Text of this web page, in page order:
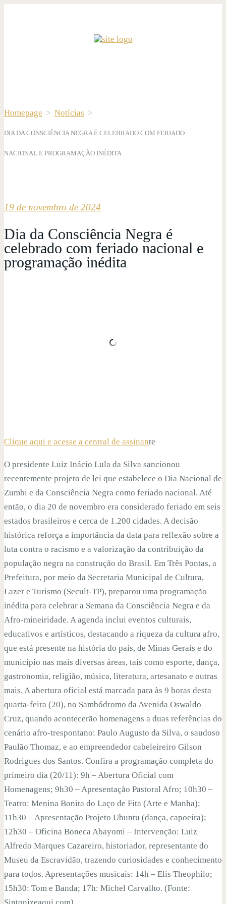
Homepage > Notícias >
DIA DA CONSCIÊNCIA NEGRA É CELEBRADO COM FERIADO
NACIONAL E PROGRAMAÇÃO INÉDITA
19 de novembro de 2024
Dia da Consciência Negra é
celebrado com feriado nacional e
programação inédita
Clique aqui e acesse a central de assinante
O presidente Luiz Inácio Lula da Silva sancionou
recentemente projeto de lei que estabelece o Dia Nacional de
Zumbi e da Consciência Negra como feriado nacional. Até
então, o dia 20 de novembro era considerado feriado em seis
estados brasileiros e cerca de 1.200 cidades. A decisão
histórica reforça a importância da data para reflexão sobre a
luta contra o racismo e a valorização da contribuição da
população negra na construção do Brasil. Em Três Pontas, a
Prefeitura, por meio da Secretaria Municipal de Cultura,
Lazer e Turismo (Secult-TP), preparou uma programação
inédita para celebrar a Semana da Consciência Negra e da
Afro-mineiridade. A agenda inclui eventos culturais,
educativos e artísticos, destacando a riqueza da cultura afro,
que está presente na história do país, de Minas Gerais e do
município nas mais diversas áreas, tais como esporte, dança,
gastronomia, religião, música, literatura, artesanato e outras
mais. A abertura oficial está marcada para às 9 horas desta
quarta-feira (20), no Sambódromo da Avenida Oswaldo
Cruz, quando acontecerão homenagens a duas referências do
cenário afro-trespontano: Paulo Augusto da Silva, o saudoso
Paulão Thomaz, e ao empreendedor cabeleireiro Gilson
Rodrigues dos Santos. Confira a programação completa do
primeiro dia (20/11): 9h – Abertura Oficial com
Homenagens; 9h30 – Apresentação Pastoral Afro; 10h30 –
Teatro: Menina Bonita do Laço de Fita (Arte e Manha);
11h30 – Apresentação Projeto Ubuntu (dança, capoeira);
12h30 – Oficina Boneca Abayomi – Intervenção: Luiz
Alfredo Marques Cazareiro, historiador, representante do
Museu da Escravidão, trazendo curiosidades e conhecimento
para todos. Apresentações musicais: 14h – Elis Theophilo;
15h30: Tom e Banda; 17h: Michel Carvalho. (Fonte: